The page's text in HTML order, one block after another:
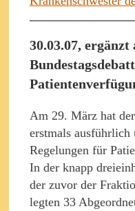
30.03.07, ergänzt
Am 29. März hat
erstmals ausführlich
Regelungen für
In der knapp
der zuvor der
legten 33